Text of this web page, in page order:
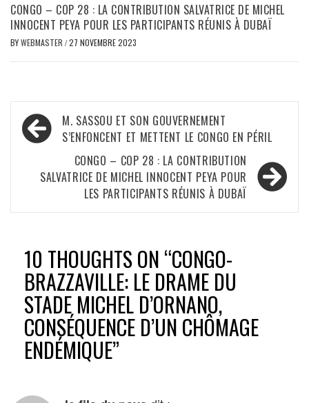
CONGO – COP 28 : LA CONTRIBUTION SALVATRICE DE MICHEL
INNOCENT PEYA POUR LES PARTICIPANTS RÉUNIS À DUBAÏ
BYWEBMASTER /27 NOVEMBRE 2023
Navigation
de
l’article
M. SASSOU ET SON GOUVERNEMENT
S’ENFONCENT ET METTENT LE CONGO EN PÉRIL
CONGO – COP 28 : LA CONTRIBUTION
SALVATRICE DE MICHEL INNOCENT PEYA POUR
LES PARTICIPANTS RÉUNIS À DUBAÏ
10 THOUGHTS ON “CONGO-
BRAZZAVILLE: LE DRAME DU
STADE MICHEL D’ORNANO,
CONSÉQUENCE D’UN CHÔMAGE
ENDÉMIQUE”